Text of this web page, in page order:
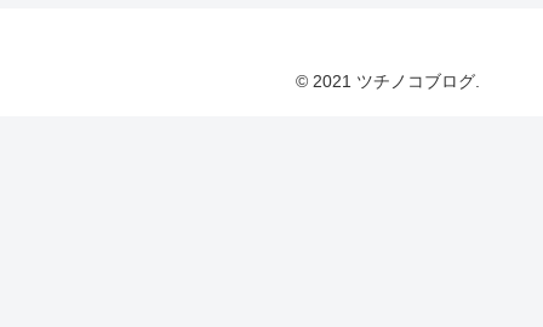
© 2021 ツチノコブログ.